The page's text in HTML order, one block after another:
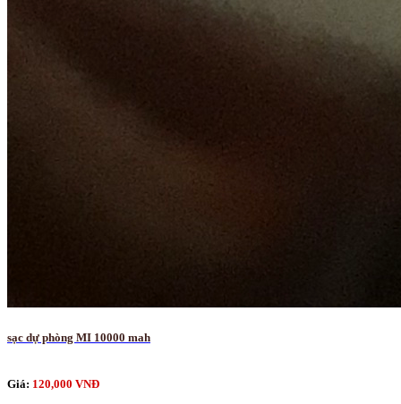
sạc dự phòng MI 10000 mah
Giá: 120,000 VNĐ